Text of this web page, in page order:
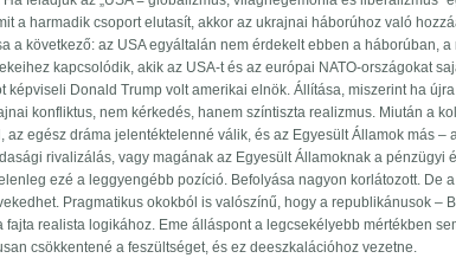
a harmadik csoport elutasít, akkor az ukrajnai háborúhoz való
a következő: az USA egyáltalán nem érdekelt ebben a háborúban,
kapcsolódik, akik az USA-t és az európai NATO-országokat
képviseli Donald Trump volt amerikai elnök. Állítása, miszerint ha
konfliktus, nem kérkedés, hanem színtiszta realizmus. Miután a
az egész dráma jelentéktelenné válik, és az Egyesült Államok más –
rivalizálás, vagy magának az Egyesült Államoknak a pénzügyi
ezé a leggyengébb pozíció. Befolyása nagyon korlátozott. De
Pragmatikus okokból is valószínű, hogy a republikánusok –
fajta realista logikához. Eme álláspont a legcsekélyebb mértékben
csökkentené a feszültséget, és ez deeszkalációhoz vezetne.